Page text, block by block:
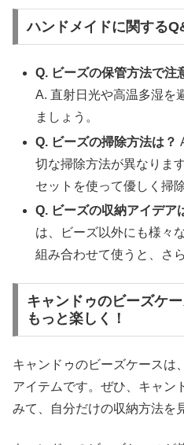
ハンドメイドに関する
Q. ビーズの保管方法で注
A. 直射日光や高温多湿を
ましょう。
Q. ビーズの掃除方法は？
切な掃除方法が異なりま
セットを使って優しく掃
Q. ビーズの収納アイデア
は、ビーズ以外にも様々
組み合わせて使うと、さ
キャンドゥのビーズケ
もっと楽しく！
キャンドゥのビーズケースは
アイテムです。ぜひ、キャン
みて、自分だけの収納方法を